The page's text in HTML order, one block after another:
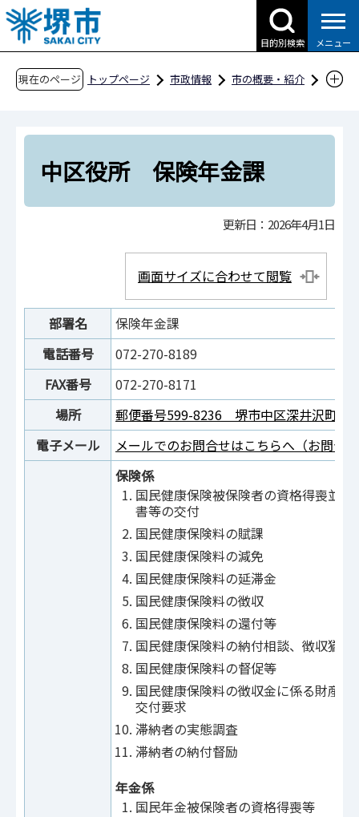
こ
の
ペ
目的別検索 メニュー
現在のページ トップページ 市政情報
市の概要・紹介
中区役所 保険年金課
中区役所 保険年金課
更新日：2026年4月1日
画面サイズに合わせて閲覧
部署名
保険年金課
電話番号
072-270-8189
FAX番号
072-270-8171
場所
郵便番号599-8236 堺市中区深井沢町
電子メール
メールでのお問合せはこちらへ（お問合
保険係
国民健康保険被保険者の資格得喪並
書等の交付
国民健康保険料の賦課
国民健康保険料の減免
国民健康保険料の延滞金
国民健康保険料の徴収
国民健康保険料の還付等
国民健康保険料の納付相談、徴収猶予
国民健康保険料の督促等
国民健康保険料の徴収金に係る財産
交付要求
滞納者の実態調査
滞納者の納付督励
年金係
国民年金被保険者の資格得喪等